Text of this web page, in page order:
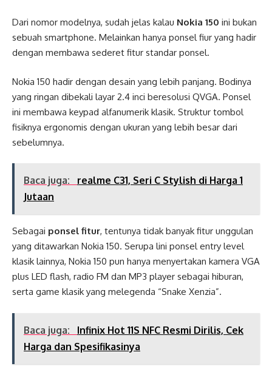
Dari nomor modelnya, sudah jelas kalau Nokia 150 ini bukan
sebuah smartphone. Melainkan hanya ponsel fiur yang hadir
dengan membawa sederet fitur standar ponsel.
Nokia 150 hadir dengan desain yang lebih panjang. Bodinya
yang ringan dibekali layar 2.4 inci beresolusi QVGA. Ponsel
ini membawa keypad alfanumerik klasik. Struktur tombol
fisiknya ergonomis dengan ukuran yang lebih besar dari
sebelumnya.
Baca juga:
realme C31, Seri C Stylish di Harga 1
Jutaan
Sebagai ponsel fitur, tentunya tidak banyak fitur unggulan
yang ditawarkan Nokia 150. Serupa lini ponsel entry level
klasik lainnya, Nokia 150 pun hanya menyertakan kamera VGA
plus LED flash, radio FM dan MP3 player sebagai hiburan,
serta game klasik yang melegenda “Snake Xenzia”.
Baca juga:
Infinix Hot 11S NFC Resmi Dirilis, Cek
Harga dan Spesifikasinya